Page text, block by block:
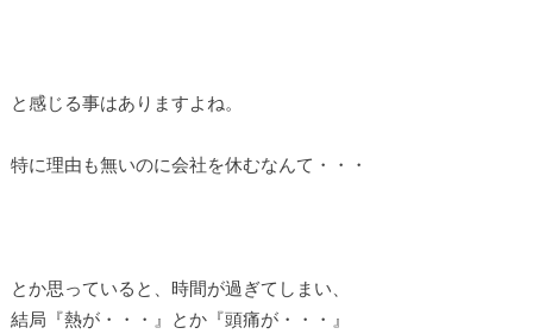
と感じる事はありますよね。
特に理由も無いのに会社を休むなんて・・・
とか思っていると、時間が過ぎてしまい、
結局『熱が・・・』とか『頭痛が・・・』